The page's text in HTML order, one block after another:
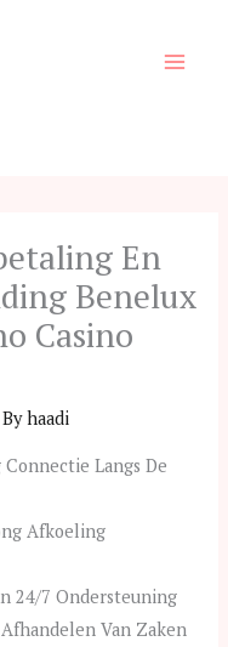
En
Benelux
Casino
haadi
Langs De
Afkoeling
24/7 Ondersteuning
Van Zaken